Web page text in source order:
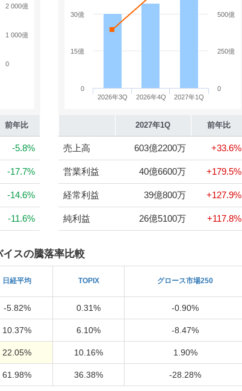
0
1 000億
2 000億
前年比
-5.8%
-17.7%
-14.6%
-11.6%
2026年3Q 2026年4Q 2027年1Q
0
250億
500億
0
15億
30億
2027年1Q 前年比
売上高 603億2200万 +33.6%
営業利益 40億6600万 +179.5%
経常利益 39億800万 +127.9%
純利益 26億5100万 +117.8%
スの騰落率比較
日経平均 TOPIX グロース市場250
-5.82% 0.31% -0.90%
10.37% 6.10% -8.47%
22.05% 10.16% 1.90%
61.98% 36.38% -28.28%